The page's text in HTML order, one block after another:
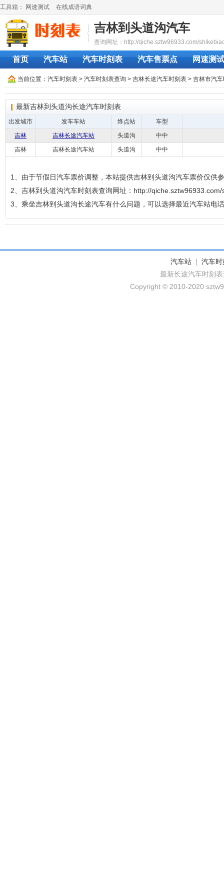
工具箱： 网速测试 在线成语词典
吉林到头道沟汽车
查询网址：http://qiche.sztw96933.com/
首页 汽车站 汽车时刻表 汽车售票点 网速测试
当前位置： 汽车时刻表 > 汽车时刻表查询 > 吉林长途汽车时刻表 > 吉林市汽
最新吉林到头道沟长途汽车时刻表
出发城市 发车车站 终点站
车型
吉林
吉林长途汽车站 头道沟
中中
吉林
吉林长途汽车站 头道沟 中中
1、由于节假日汽车票价调整，本站提供吉林到头道沟汽车票价仅供
2、吉林到头道沟汽车时刻表查询网址：http://
3、乘坐吉林到头道沟长途汽车有什么问题，可以选择最近汽车站电
汽车站 | 汽车时
最新长途汽车时刻
Copyright © 2010-2020